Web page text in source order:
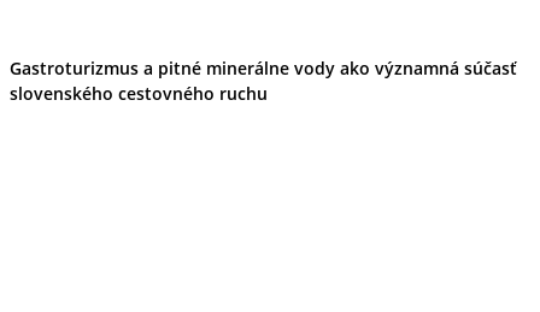
Gastroturizmus a pitné minerálne vody ako významná súčasť
slovenského cestovného ruchu